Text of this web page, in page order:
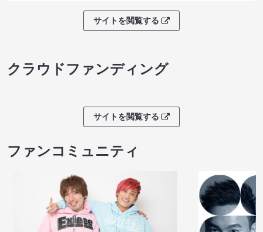
サイトを閲覧する
クラウドファンディング
サイトを閲覧する
ファンコミュニティ